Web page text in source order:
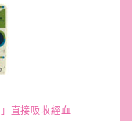
直接吸收經血